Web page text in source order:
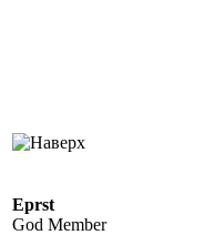
Eprst
God Member